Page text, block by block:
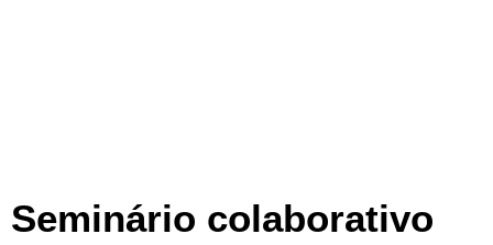
Seminário colaborativo